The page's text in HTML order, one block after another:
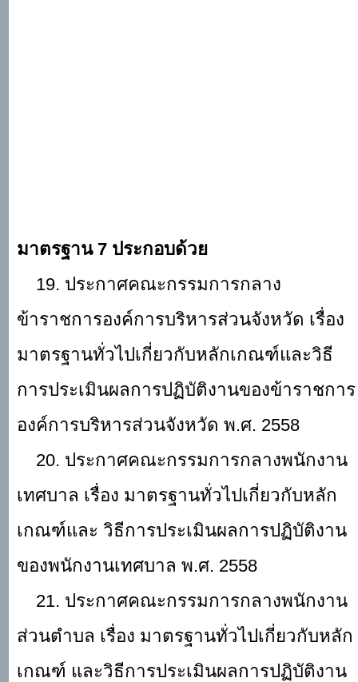
มาตรฐาน 7 ประกอบด้วย
19. ประกาศคณะกรรมการกลาง
ข้าราชการองค์การบริหารส่วนจังหวัด เรื่อง
มาตรฐานทั่วไปเกี่ยวกับหลักเกณฑ์และวิธี
การประเมินผลการปฏิบัติงานของข้าราชการ
องค์การบริหารส่วนจังหวัด พ.ศ. 2558
20. ประกาศคณะกรรมการกลางพนักงาน
เทศบาล เรื่อง มาตรฐานทั่วไปเกี่ยวกับหลัก
เกณฑ์และ วิธีการประเมินผลการปฏิบัติงาน
ของพนักงานเทศบาล พ.ศ. 2558
21. ประกาศคณะกรรมการกลางพนักงาน
ส่วนตำบล เรื่อง มาตรฐานทั่วไปเกี่ยวกับหลัก
เกณฑ์ และวิธีการประเมินผลการปฏิบัติงาน